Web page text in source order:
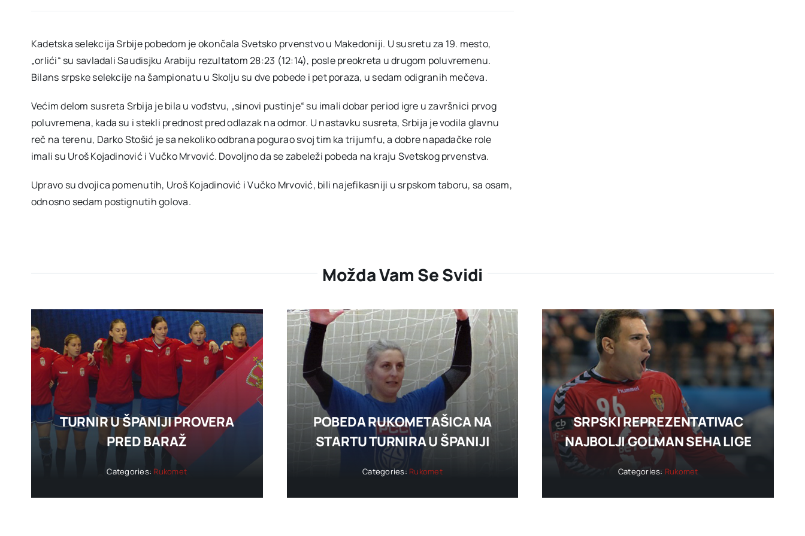
Kadetska selekcija Srbije pobedom je okončala Svetsko prvenstvo u Makedoniji. U susretu za 19. mesto,
„orlići“ su savladali Saudisjku Arabiju rezultatom 28:23 (12:14), posle preokreta u drugom poluvremenu.
Bilans srpske selekcije na šampionatu u Skolju su dve pobede i pet poraza, u sedam odigranih mečeva.
Većim delom susreta Srbija je bila u vođstvu, „sinovi pustinje“ su imali dobar period igre u završnici prvog
poluvremena, kada su i stekli prednost pred odlazak na odmor. U nastavku susreta, Srbija je vodila glavnu
reč na terenu, Darko Stošić je sa nekoliko odbrana pogurao svoj tim ka trijumfu, a dobre napadačke role
imali su Uroš Kojadinović i Vučko Mrvović. Dovoljno da se zabeleži pobeda na kraju Svetskog prvenstva.
Upravo su dvojica pomenutih, Uroš Kojadinović i Vučko Mrvović, bili najefikasniji u srpskom taboru, sa osam,
odnosno sedam postignutih golova.
Možda Vam Se Svidi
TURNIR U ŠPANIJI PROVERA
PRED BARAŽ
Categories: Rukomet
POBEDA RUKOMETAŠICA NA
STARTU TURNIRA U ŠPANIJI
Categories: Rukomet
SRPSKI REPREZENTATIVAC
NAJBOLJI GOLMAN SEHA LIGE
Categories: Rukomet